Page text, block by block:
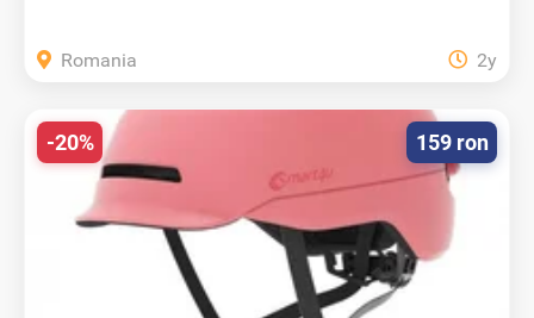
Romania 2y
159 ron
-20%